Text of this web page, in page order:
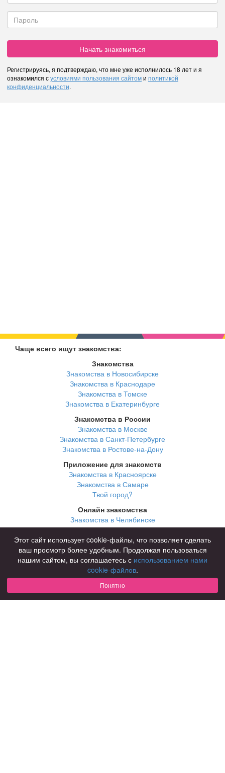
Начать знакомиться
Регистрируясь, я подтверждаю, что мне уже исполнилось 18 лет и я
ознакомился сусловиями пользования сайтоми политикой
конфиденциальности.
Чаще всего ищут знакомства:
Знакомства
Знакомства в Новосибирске
Знакомства в Краснодаре
Знакомства в Томске
Знакомства в Екатеринбурге
Знакомства в России
Знакомства в Москве
Знакомства в Санкт-Петербурге
Знакомства в Ростове-на-Дону
Приложение для знакомств
Знакомства в Красноярске
Знакомства в Самаре
Твой город?
Онлайн знакомства
Знакомства в Челябинске
Знакомства в Омске
Знакомства в Нижнем Новгороде
Для чего
для брака и создания семьи
для любви и с/о
для дружбы
Этот сайт использует cookie-файлы, что позволяет сделать
ваш просмотр более удобным. Продолжая пользоваться
нашим сайтом, вы соглашаетесь с использованием нами
cookie-файлов.
Понятно